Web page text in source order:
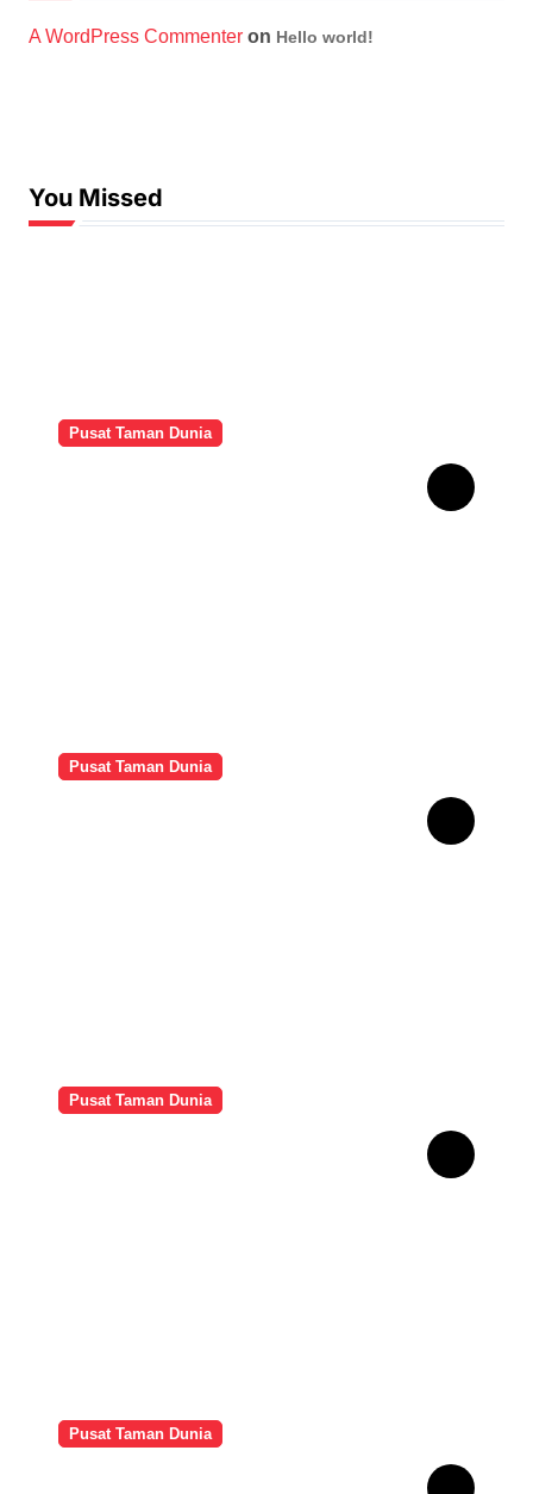
A WordPress Commenter on Hello world!
You Missed
Pusat Taman Dunia
Pusat Taman Dunia
Pusat Taman Dunia
Pusat Taman Dunia